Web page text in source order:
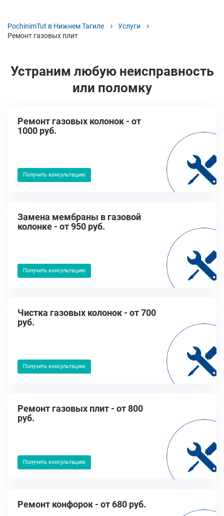
PochinimTut в Нижнем Тагиле
Услуги
Ремонт газовых плит
Устраним любую неисправность
или поломку
Ремонт газовых колонок - от
1000 руб.
Получить консультацию
Замена мембраны в газовой
колонке - от 950 руб.
Получить консультацию
Чистка газовых колонок - от 700
руб.
Получить консультацию
Ремонт газовых плит - от 800
руб.
Получить консультацию
Ремонт конфорок - от 680 руб.